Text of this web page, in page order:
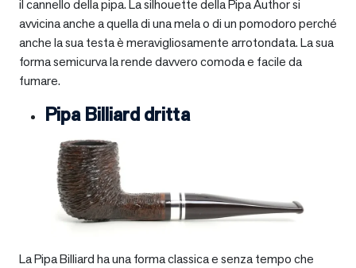
il cannello della pipa. La silhouette della Pipa Author si
avvicina anche a quella di una mela o di un pomodoro perché
anche la sua testa è meravigliosamente arrotondata. La sua
forma semicurva la rende davvero comoda e facile da
fumare.
Pipa Billiard dritta
La Pipa Billiard ha una forma classica e senza tempo che